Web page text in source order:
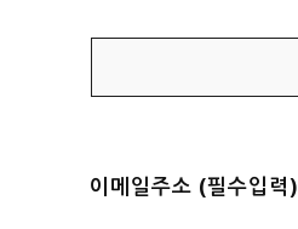
이메일주소 (필수입력)